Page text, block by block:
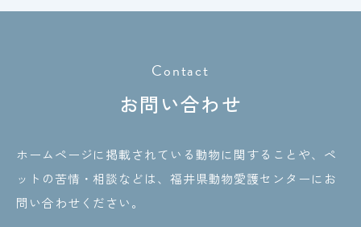
Contact
お問い合わせ
ホームページに掲載されている動物に関することや、ペ
ットの苦情・相談などは、 福井県動物愛護センターにお
問い合わせください。